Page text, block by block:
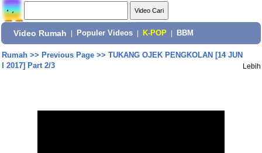
Video Rumah Populer Videos K-POP BBM
Rumah>> Previous Page>> TUKANG OJEK PENGKOLAN [14 JUN
I 2017] Part 2/3
Lebih